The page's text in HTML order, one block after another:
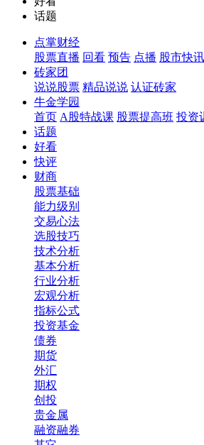
话题
点掌财经
股票直播 回看 预告 点播 股市快讯
砖家团
说说股票 精品说说 认证砖家
牛金学园
首页 A股特战课 股票提高班 投资
话题
好看
快评
财商
股票基础
能力级别
交易心法
选股技巧
技术分析
基本分析
行业分析
宏观分析
指标公式
投资基金
债券
期货
外汇
期权
创投
贵金属
融资融券